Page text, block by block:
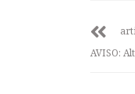
AVISO: